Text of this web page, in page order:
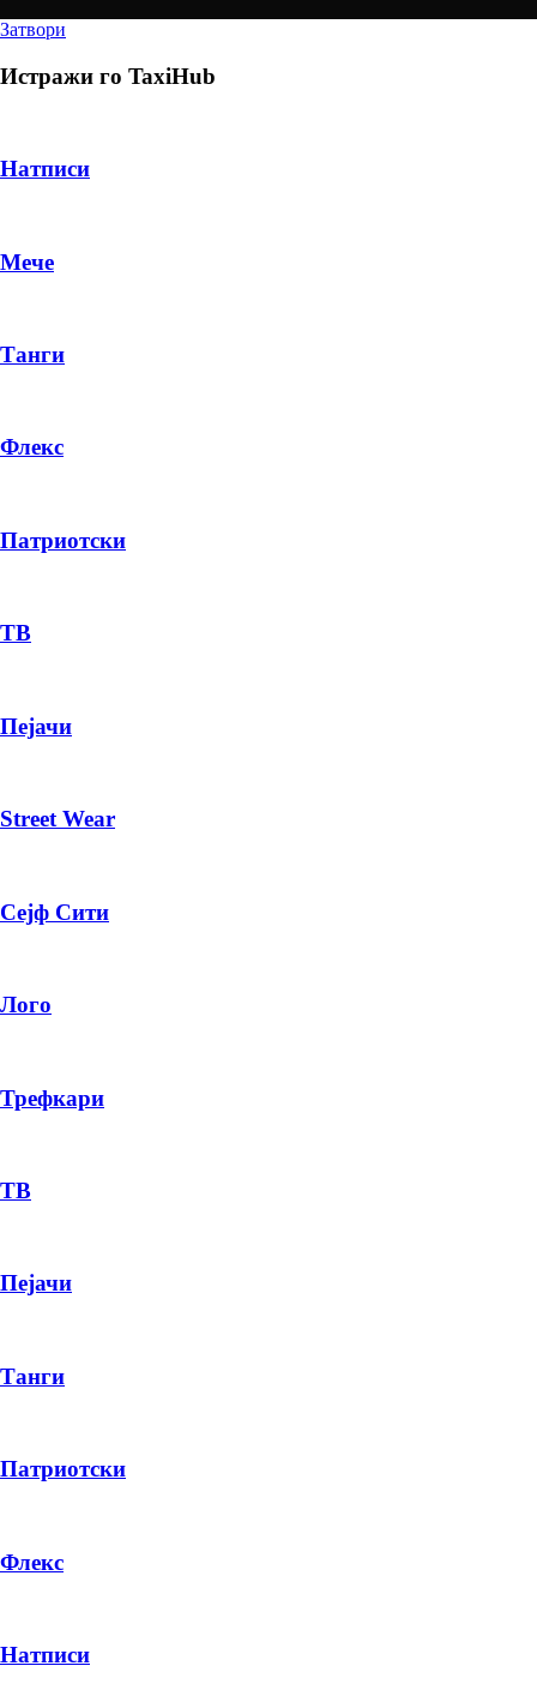
PRODUCT
ПЛАТИ ПРИ ДОСТАВА ВО КЕШ
Затвори
Истражи го TaxiHub
Натписи
Мече
Танги
Флекс
Патриотски
ТВ
Пејачи
Street Wear
Сејф Сити
Лого
Трефкари
ТВ
Пејачи
Танги
Патриотски
Флекс
Натписи